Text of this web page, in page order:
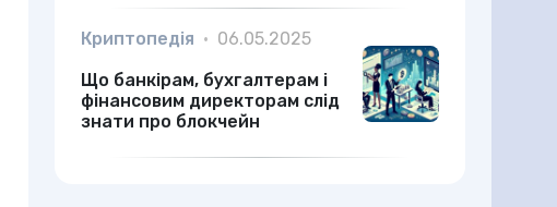
Криптопедія • 06.05.2025
Що банкірам, бухгалтерам і
фінансовим директорам слід
знати про блокчейн